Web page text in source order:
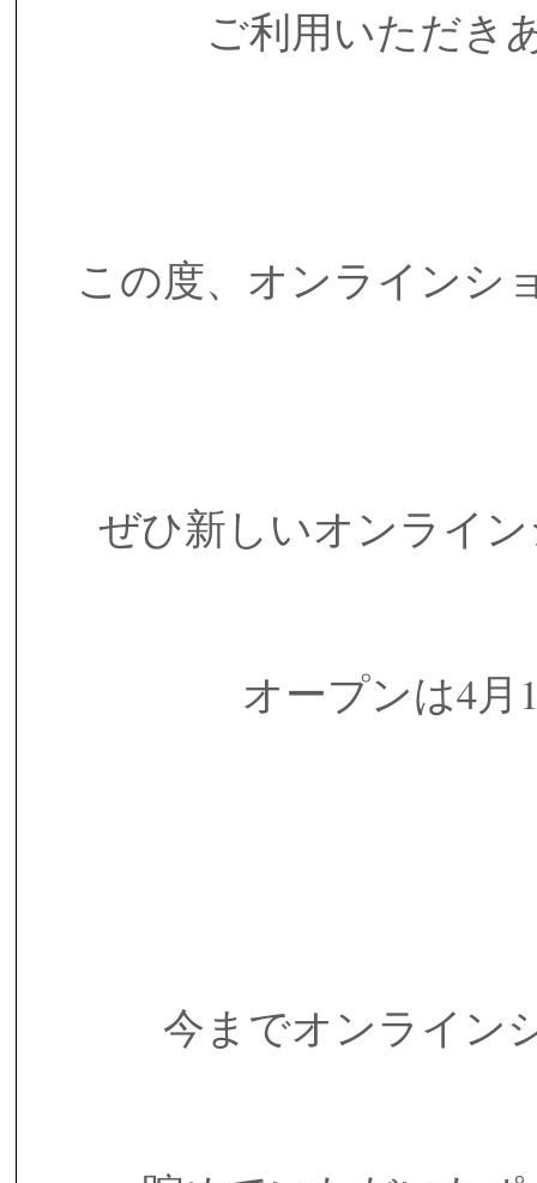
ご利用いただき
この度、オンラインシ
ぜひ新しいオンライ
オープンは4月
今までオンライン